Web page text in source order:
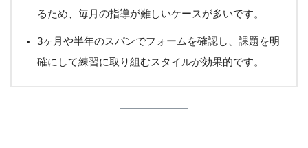
るため、毎月の指導が難しいケースが多いです。
3ヶ月や半年のスパンでフォームを確認し、課題を明
確にして練習に取り組むスタイルが効果的です。